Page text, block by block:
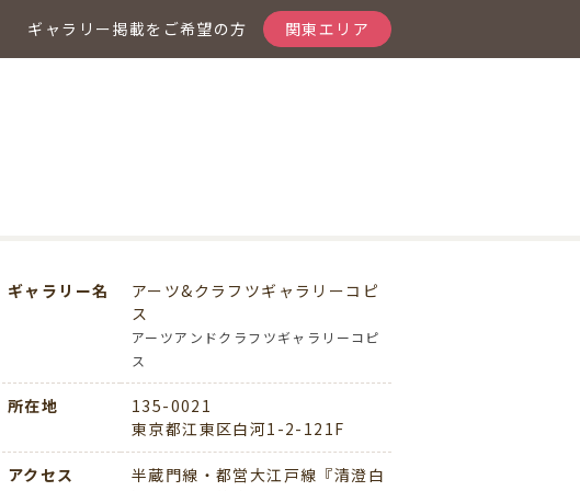
ギャラリー掲載をご希望の方 関東エリア
ギャラリー名
アーツ&クラフツギャラリーコピ
ス
アーツアンドクラフツギャラリーコピ
ス
所在地
135-0021
東京都江東区白河1-2-121F
アクセス
半蔵門線・都営大江戸線『清澄白